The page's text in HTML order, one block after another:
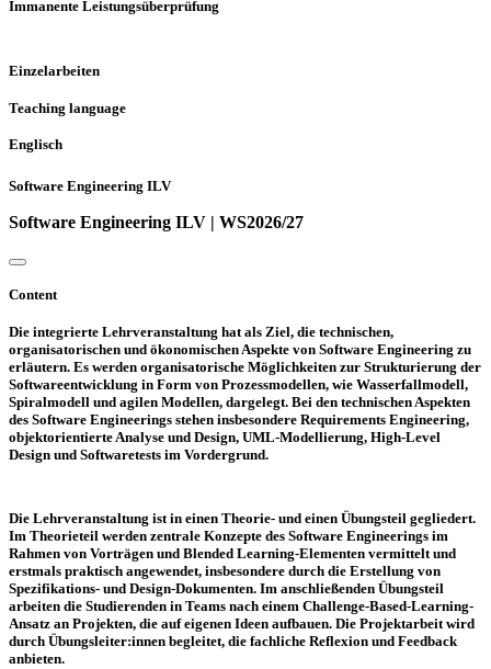
Immanente Leistungsüberprüfung
Einzelarbeiten
Teaching language
Englisch
Software Engineering ILV
Software Engineering ILV | WS2026/27
Content
Die integrierte Lehrveranstaltung hat als Ziel, die technischen,
organisatorischen und ökonomischen Aspekte von Software Engineering zu
erläutern. Es werden organisatorische Möglichkeiten zur Strukturierung der
Softwareentwicklung in Form von Prozessmodellen, wie Wasserfallmodell,
Spiralmodell und agilen Modellen, dargelegt. Bei den technischen Aspekten
des Software Engineerings stehen insbesondere Requirements Engineering,
objektorientierte Analyse und Design, UML-Modellierung, High-Level
Design und Softwaretests im Vordergrund.
Die Lehrveranstaltung ist in einen Theorie- und einen Übungsteil gegliedert.
Im Theorieteil werden zentrale Konzepte des Software Engineerings im
Rahmen von Vorträgen und Blended Learning-Elementen vermittelt und
erstmals praktisch angewendet, insbesondere durch die Erstellung von
Spezifikations- und Design-Dokumenten. Im anschließenden Übungsteil
arbeiten die Studierenden in Teams nach einem Challenge-Based-Learning-
Ansatz an Projekten, die auf eigenen Ideen aufbauen. Die Projektarbeit wird
durch Übungsleiter:innen begleitet, die fachliche Reflexion und Feedback
anbieten.